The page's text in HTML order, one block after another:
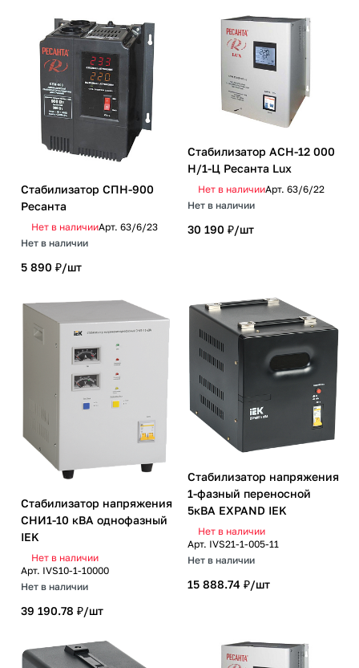
Стабилизатор СПН-900
Ресанта
Нет в наличииАрт. 63/6/23
Нет в наличии
5 890 ₽/шт
Стабилизатор АСН-12 000
Н/1-Ц Ресанта Lux
Нет в наличииАрт. 63/6/22
Нет в наличии
30 190 ₽/шт
Стабилизатор напряжения
СНИ1-10 кВА однофазный
IEK
Нет в наличии
Арт. IVS10-1-10000
Нет в наличии
39 190.78 ₽/шт
Стабилизатор напряжения
1-фазный переносной
5кВА EXPAND IEK
Нет в наличии
Арт. IVS21-1-005-11
Нет в наличии
15 888.74 ₽/шт